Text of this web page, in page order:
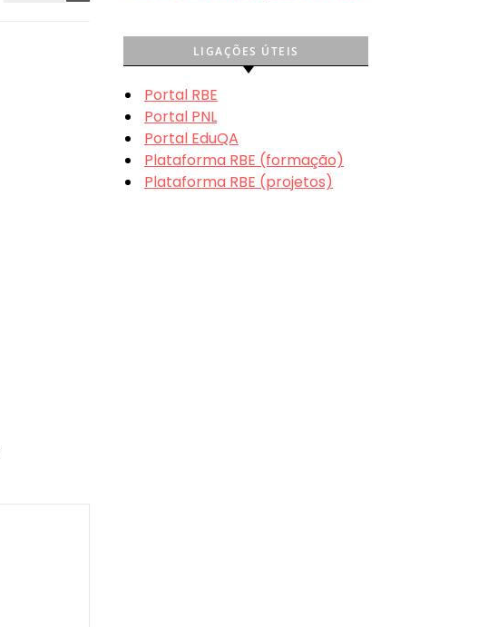
LIGAÇÕES ÚTEIS
Portal RBE
Portal PNL
Portal EduQA
Plataforma RBE (formação)
Plataforma RBE (projetos)